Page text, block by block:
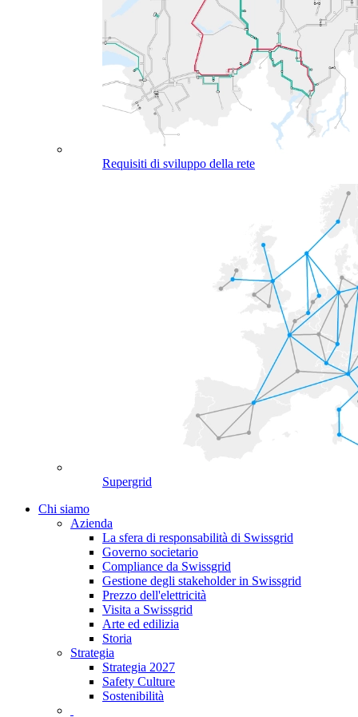
Requisiti di sviluppo della rete
Supergrid
Chi siamo
Azienda
La sfera di responsabilità di Swissgrid
Governo societario
Compliance da Swissgrid
Gestione degli stakeholder in Swissgrid
Prezzo dell'elettricità
Visita a Swissgrid
Arte ed edilizia
Storia
Strategia
Strategia 2027
Safety Culture
Sostenibilità